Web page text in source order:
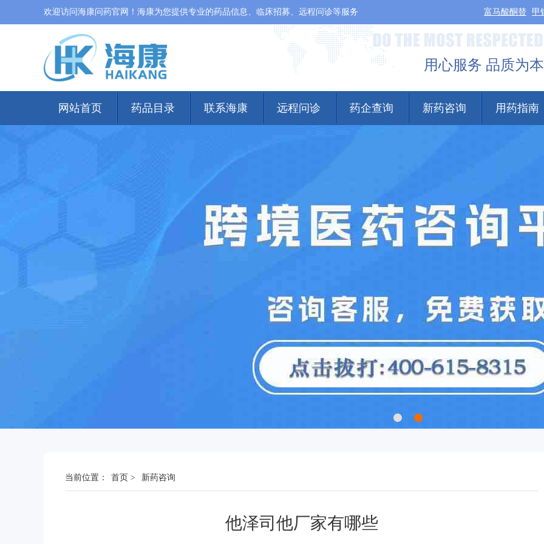
欢迎访问海康问药官网！海康为您提供专业的药品信息、临床招募、远程问诊等服务 富马酸酮替 甲
用心服务 品质为本
网站首页 药品目录 联系海康 远程问诊 药企查询 新药咨询 用药指南
当前位置： 首页 > 新药咨询
他泽司他厂家有哪些